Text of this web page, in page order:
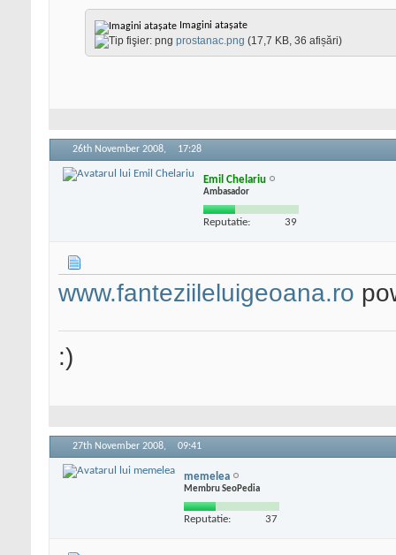
Imagini atașate
prostanac.png (17,7 KB, 36 afișări)
26th November 2008, 17:28
Emil Chelariu
Ambasador
Reputatie: 39
www.fanteziileluigeoana.ro
:)
27th November 2008, 09:41
memelea
Membru SeoPedia
Reputatie: 37